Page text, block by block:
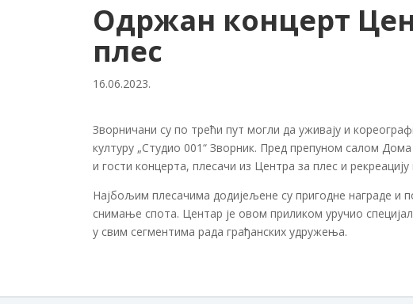
Одржан концерт
плес
16.06.2023.
Зворничани су по трећи пут могли да уживају и
културу „Студио 001“ Зворник. Пред препуном салом
и гости концерта, плесачи из Центра за плес и рекреацију
Најбољим плесачима додијељене су пригодне награде и
снимање спота. Центар је овом приликом уручио
у свим сегментима рада грађанских удружења.